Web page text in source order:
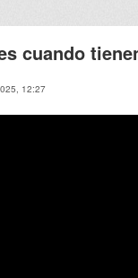
cuando
12:27